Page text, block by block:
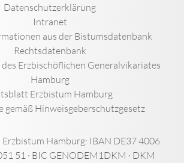
Datenschutzerklärung
Intranet
aus der Bistumsdatenbank
Rechtsdatenbank
Erzbischöflichen Generalvikariates
Hamburg
Erzbistum Hamburg
gemäß Hinweisgeberschutzgesetz
Hamburg: IBAN DE37 4006
51 · BIC GENODEM1DKM · DKM